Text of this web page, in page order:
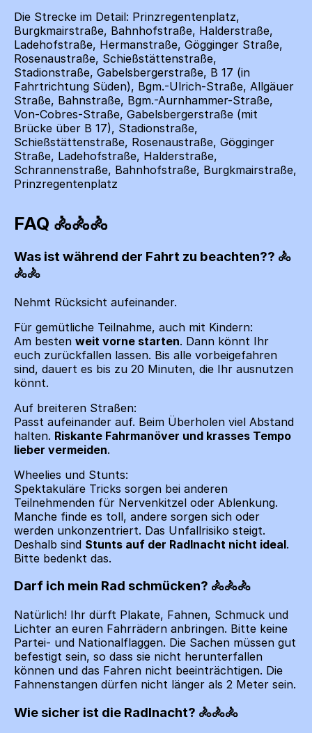
Die Strecke im Detail: Prinzregentenplatz,
Burgkmairstraße, Bahnhofstraße, Halderstraße,
Ladehofstraße, Hermanstraße, Gögginger Straße,
Rosenaustraße, Schießstättenstraße,
Stadionstraße, Gabelsbergerstraße, B 17 (in
Fahrtrichtung Süden), Bgm.-Ulrich-Straße, Allgäuer
Straße, Bahnstraße, Bgm.-Aurnhammer-Straße,
Von-Cobres-Straße, Gabelsbergerstraße (mit
Brücke über B 17), Stadionstraße,
Schießstättenstraße, Rosenaustraße, Gögginger
Straße, Ladehofstraße, Halderstraße,
Schrannenstraße, Bahnhofstraße, Burgkmairstraße,
Prinzregentenplatz
FAQ
Was ist während der Fahrt zu beachten??
Nehmt Rücksicht aufeinander.
Für gemütliche Teilnahme, auch mit Kindern:
Am besten weit vorne starten. Dann könnt Ihr
euch zurückfallen lassen. Bis alle vorbeigefahren
sind, dauert es bis zu 20 Minuten, die Ihr ausnutzen
könnt.
Auf breiteren Straßen:
Passt aufeinander auf. Beim Überholen viel Abstand
halten. Riskante Fahrmanöver und krasses Tempo
lieber vermeiden.
Wheelies und Stunts:
Spektakuläre Tricks sorgen bei anderen
Teilnehmenden für Nervenkitzel oder Ablenkung.
Manche finde es toll, andere sorgen sich oder
werden unkonzentriert. Das Unfallrisiko steigt.
Deshalb sind Stunts auf der Radlnacht nicht ideal.
Bitte bedenkt das.
Darf ich mein Rad schmücken?
Natürlich! Ihr dürft Plakate, Fahnen, Schmuck und
Lichter an euren Fahrrädern anbringen. Bitte keine
Partei- und Nationalflaggen. Die Sachen müssen gut
befestigt sein, so dass sie nicht herunterfallen
können und das Fahren nicht beeinträchtigen. Die
Fahnenstangen dürfen nicht länger als 2 Meter sein.
Wie sicher ist die Radlnacht?